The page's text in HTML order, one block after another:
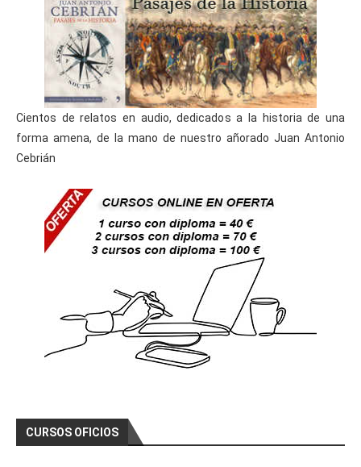
Cientos de relatos en audio, dedicados a la historia de una
forma amena, de la mano de nuestro añorado Juan Antonio
Cebrián
CURSOS OFICIOS